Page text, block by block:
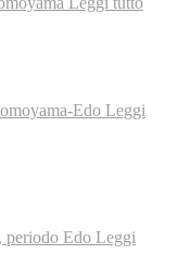
Leggi
Leggi